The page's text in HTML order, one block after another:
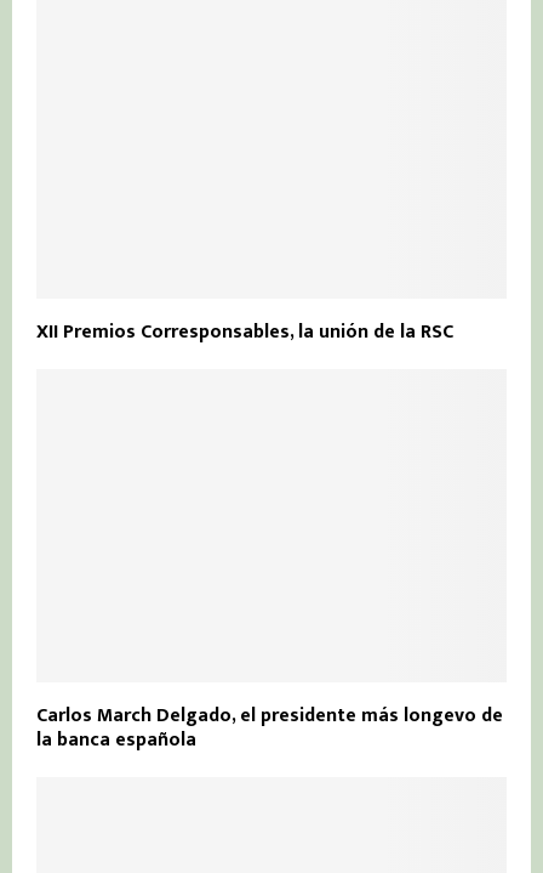
XII Premios Corresponsables, la unión de la RSC
Carlos March Delgado, el presidente más longevo de
la banca española